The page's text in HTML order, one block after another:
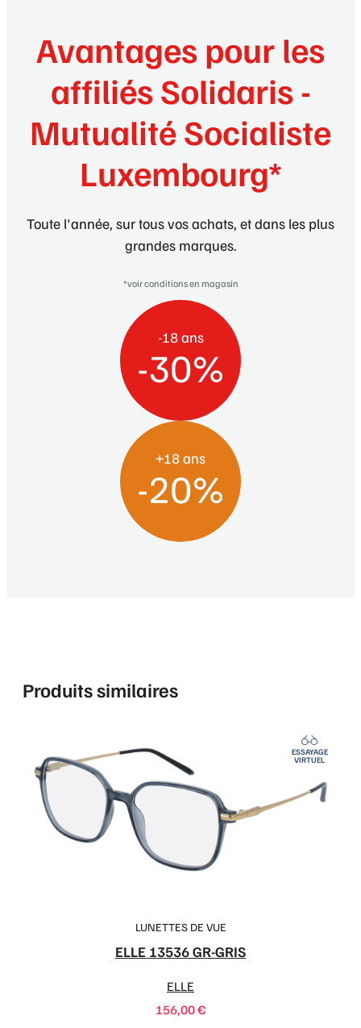
Avantages pour les
affiliés Solidaris -
Mutualité Socialiste
Luxembourg*
Toute l'année, sur tous vos achats, et dans les plus
grandes marques.
*voir conditions en magasin
-18 ans
-30%
+18 ans
-20%
Produits similaires
LUNETTES DE VUE
ELLE 13536 GR-GRIS
ELLE
156,00€
ESSAYAGE
VIRTUEL